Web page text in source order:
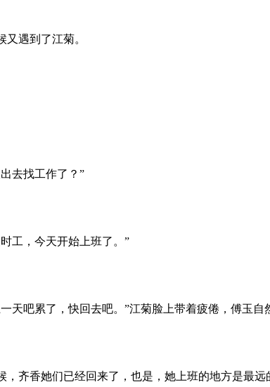
遇到了江菊。
去找工作了？”
工，今天开始上班了。”
天吧累了，快回去吧。”江菊脸上带着疲倦，傅玉自
齐香她们已经回来了，也是，她上班的地方是最远